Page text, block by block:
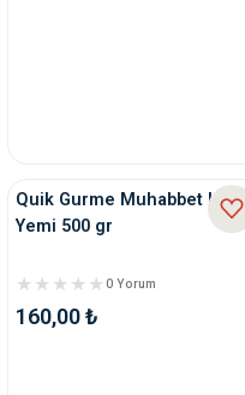
Quik Gurme Muhabbet Kuşu
Yemi 500 gr
0 Yorum
160,00 ₺